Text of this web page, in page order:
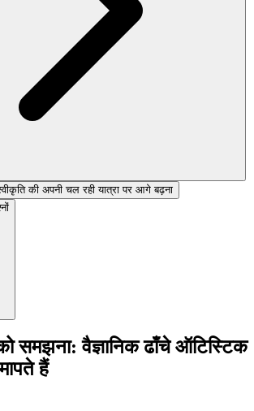
की अपनी चल रही यात्रा पर आगे बढ़ना
समझना: वैज्ञानिक ढाँचे ऑटिस्टिक
हैं